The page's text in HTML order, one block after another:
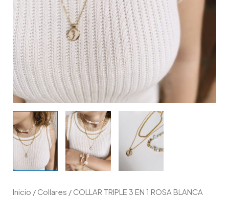
Inicio / Collares / COLLAR TRIPLE 3 EN 1 ROSA BLANCA